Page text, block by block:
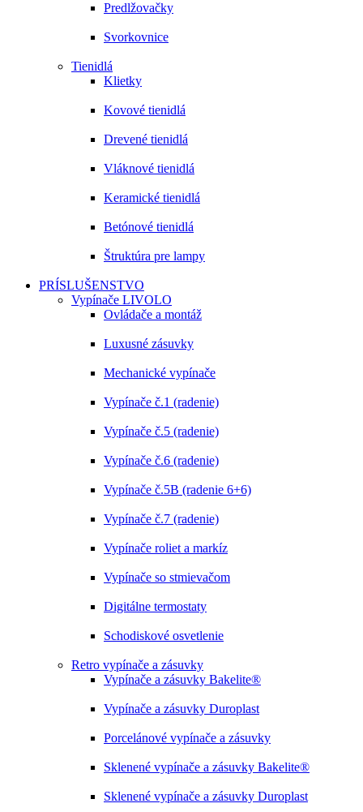
Predlžovačky
Svorkovnice
Tienidlá
Klietky
Kovové tienidlá
Drevené tienidlá
Vláknové tienidlá
Keramické tienidlá
Betónové tienidlá
Štruktúra pre lampy
PRÍSLUŠENSTVO
Vypínače LIVOLO
Ovládače a montáž
Luxusné zásuvky
Mechanické vypínače
Vypínače č.1 (radenie)
Vypínače č.5 (radenie)
Vypínače č.6 (radenie)
Vypínače č.5B (radenie 6+6)
Vypínače č.7 (radenie)
Vypínače roliet a markíz
Vypínače so stmievačom
Digitálne termostaty
Schodiskové osvetlenie
Retro vypínače a zásuvky
Vypínače a zásuvky Bakelite®
Vypínače a zásuvky Duroplast
Porcelánové vypínače a zásuvky
Sklenené vypínače a zásuvky Bakelite®
Sklenené vypínače a zásuvky Duroplast